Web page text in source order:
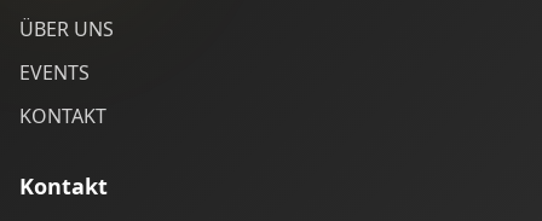
ÜBER UNS
EVENTS
KONTAKT
Kontakt